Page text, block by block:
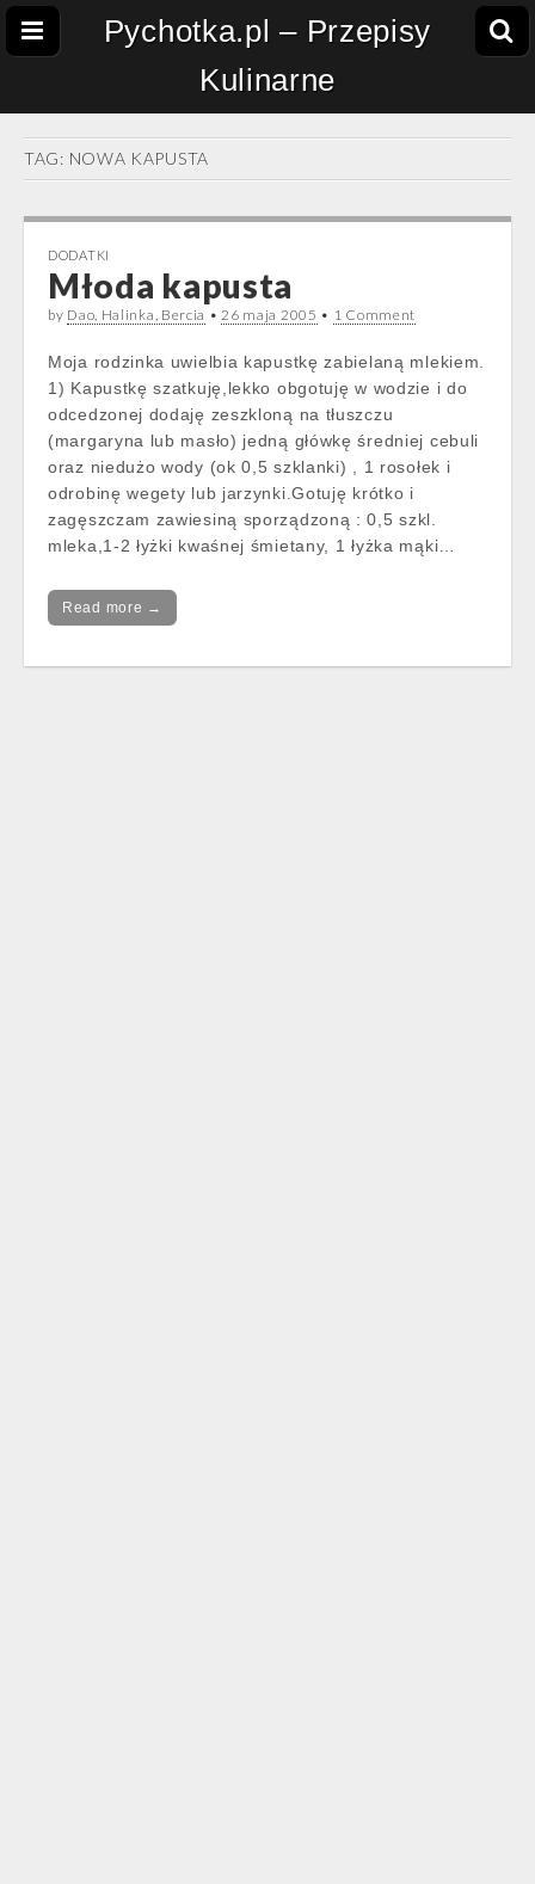
Pychotka.pl – Przepisy
Kulinarne
TAG: NOWA KAPUSTA
DODATKI
Młoda kapusta
by Dao, Halinka, Bercia •26 maja 2005 • 1 Comment
Moja rodzinka uwielbia kapustkę zabielaną mlekiem.
1) Kapustkę szatkuję,lekko obgotuję w wodzie i do
odcedzonej dodaję zeszkloną na tłuszczu
(margaryna lub masło) jedną główkę średniej cebuli
oraz niedużo wody (ok 0,5 szklanki) , 1 rosołek i
odrobinę wegety lub jarzynki.Gotuję krótko i
zagęszczam zawiesiną sporządzoną : 0,5 szkl.
mleka,1-2 łyżki kwaśnej śmietany, 1 łyżka mąki…
Read more →